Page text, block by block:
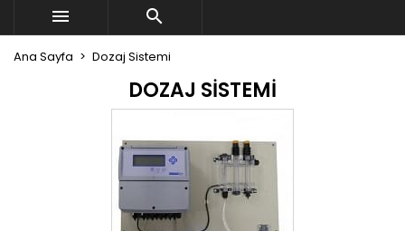
 
Ana Sayfa Dozaj Sistemi
DOZAJ SISTEMI